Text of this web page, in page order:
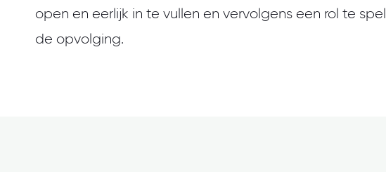
open en eerlijk in te vullen en vervolgens een rol te
de opvolging.